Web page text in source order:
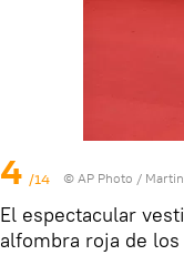
4 /14 © AP Photo /
El espectacular
alfombra roja de